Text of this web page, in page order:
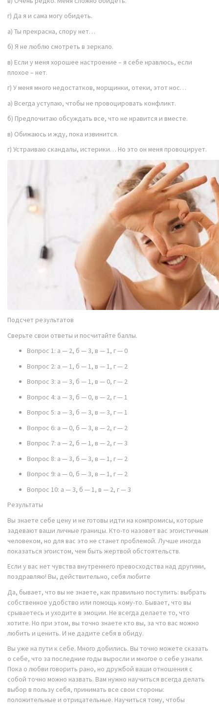
г) Да я и сама могу обидеть.
а) Ты прекрасна, спору нет…
б) Я не люблю смотреть в зеркало.
в) Если у меня хорошее настроение – я себе нравлюсь, если
плохое – нет.
г) У меня много недостатков, морщинки, отеки, этот нос…
а) Всегда уступаю, чтобы не провоцировать конфликт.
б) Предпочитаю обсуждать все, что не нравится и вместе.
в) Обижаюсь и жду, пока извинится.
г) Устраиваю скандалы, истерики… Но это он меня провоцирует.
Подсчет результатов
Сверьте свои ответы и посчитайте баллы.
Вопрос 1: a — 2, б — 3, в — 1, г — 0
Вопрос 2: a — 1, б — 1, в — 1, г — 2
Вопрос 3: a — 3, б — 1, в — 0, г — 2
Вопрос 4: a — 3, б — 0, в — 2, г — 1
Вопрос 5: a — 3, б — 3, в — 3, г — 1
Вопрос 6: a — 0, б — 3, в — 2, г — 2
Вопрос 7: a — 2, б — 1, в — 2, г — 3
Вопрос 8: a — 3, б — 3, в — 1, г — 2
Вопрос 9: a — 0, б — 3, в — 1, г — 2
Вопрос 10: a — 3, б — 1, в — 2, г — 3
Результаты
Вы знаете себе цену и не готовы идти на компромисы, которые
задевают ваши личные границы. Кто-то назовет вас эгоистичным
человеком, но для вас это не станет проблемой. Лучше иногда
показаться эгоистом, чем быть жертвой обстоятельств.
Если у вас нет чувства внутреннего превосходства над другими,
поздравляю! Вы, действительно, себя любите
Да, бывает, что вы не знаете, как правильно поступить: выбрать
собственное удобство или помощь кому-то. Бывает, что вы
срываетесь и уходите в эмоции. Не всегда делаете то, что
хотите. Но при этом, вы точно знаете кто вы, за что вас можно
любить и ценить. И не дадите себя в обиду.
Вы уже на пути к себе. Много добились. Вы точно можете сказать
о себе, что за последние годы выросли и многое о себе узнали.
Пока о любви говорить рано, но дружбой ваши отношения с
собой точно можно назвать. Вам нужно научиться всегда делать
выбор в пользу себя, принимать все свои стороны:
положительные и отрицательные. Научиться тому, чтобы